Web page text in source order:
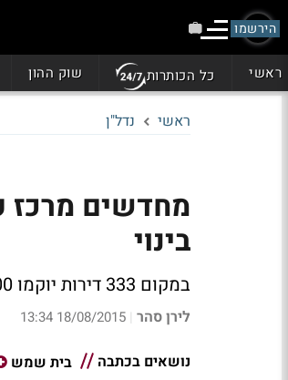
הירשמו
ראשי כל הכותרות שוק ההון
ראשי נדל"ן
בינוי
במקום 333 דירות יוקמו 1,900 וכן 200 יחידות דיור מוגן. הבינוי מייצר מרקם עירוני אינטנסיבי
לירן סהר |
18/08/2015 13:34
נושאים בכתבה
בית שמש